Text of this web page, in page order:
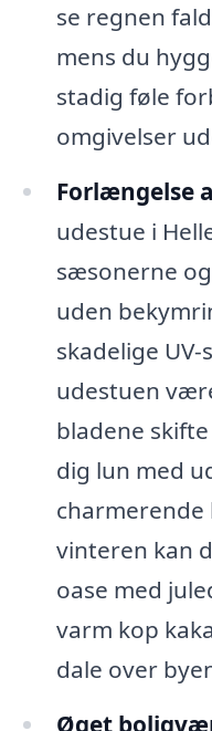
se regnen
mens du
stadig føle
omgivelser
Forlængelse
udestue i
sæsonerne
uden
skadelige
udestuen
bladene
dig lun med
charmerende
vinteren kan
oase med
varm kop
dale over
Øget